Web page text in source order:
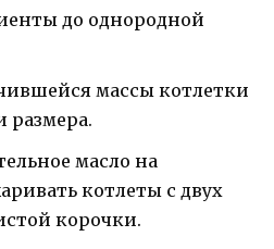
до однородной
массы котлетки
масло на
котлеты с двух
корочки.